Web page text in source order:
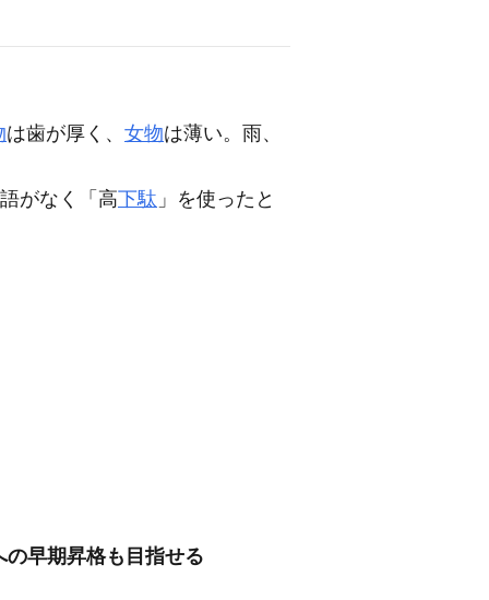
は歯が厚く、 女物は薄い。雨、
がなく「高下駄 」を使ったと
早期昇格も目指せる